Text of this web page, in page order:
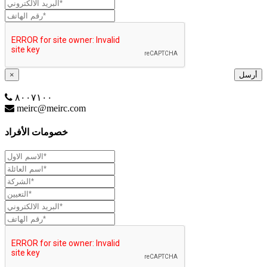
أرسل ×
٨٠٠٧١٠٠
meirc@meirc.com
خصومات الأفراد